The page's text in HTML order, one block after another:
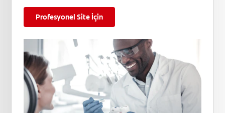
Profesyonel Site İçin